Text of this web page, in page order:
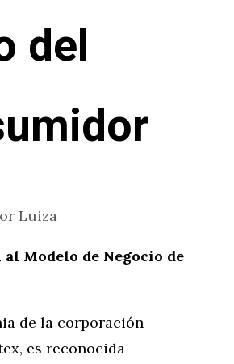
del
Luiza
Modelo de Negocio de
de la corporación
es reconocida